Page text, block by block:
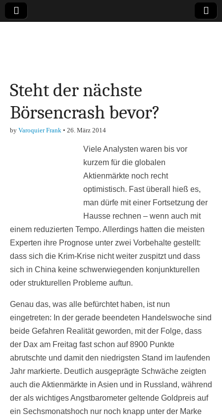
Finanzen,
Marketing-, Vertrieb-
& Investment-Tipps
Steht der nächste
Börsencrash bevor?
by Varoquier Frank • 26. März 2014
Viele Analysten waren bis vor
kurzem für die globalen
Aktienmärkte noch recht
optimistisch. Fast überall hieß es,
man dürfe mit einer Fortsetzung der
Hausse rechnen – wenn auch mit
einem reduzierten Tempo. Allerdings hatten die meisten
Experten ihre Prognose unter zwei Vorbehalte gestellt:
dass sich die Krim-Krise nicht weiter zuspitzt und dass
sich in China keine schwerwiegenden konjunkturellen
oder strukturellen Probleme auftun.
Genau das, was alle befürchtet haben, ist nun
eingetreten: In der gerade beendeten Handelswoche sind
beide Gefahren Realität geworden, mit der Folge, dass
der Dax am Freitag fast schon auf 8900 Punkte
abrutschte und damit den niedrigsten Stand im laufenden
Jahr markierte. Deutlich ausgeprägte Schwäche zeigten
auch die Aktienmärkte in Asien und in Russland, während
der als wichtiges Angstbarometer geltende Goldpreis auf
ein Sechsmonatshoch nur noch knapp unter der Marke